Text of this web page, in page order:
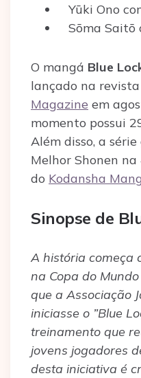
Yūki Ono
Sōma Saitō
O mangá Blue
lançado na revista
Magazine em
momento possui
Além disso, a
Melhor Shonen na
do Kodansha
Sinopse de
A história começa
na Copa do
que a Associação
iniciasse o ”Blue
treinamento que
jovens jogadores
desta iniciativa é